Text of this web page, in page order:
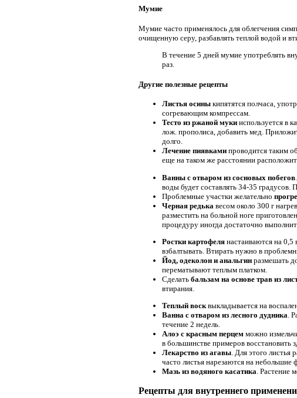
Мумие
Мумие часто применялось для облегчения
очищенную серу, разбавлять теплой водой и
В течение 5 дней мумие употреблять
раз.
Другие полезные рецепты
Листья осины кипятятся полчаса,
согревающим компрессам.
Тесто из ржаной муки используется в
лож. прополиса, добавить мед.
долго.
Лечение пиявками проводится таким
еще на таком же расстоянии
Ванны с отваром из сосновых побегов
воды будет составлять 34-35
Проблемные участки желательно
Черная редька весом около 300 г
разместить на больной ноге
процедуру иногда достаточно
Ростки картофеля настаиваются на
взбалтывать. Втирать нужно в
Йод, одеколон и анальгин размешать
перематывают теплым платком.
Сделать бальзам на основе трав из
втирания.
Теплый восквыкладывается на
Ванна с отваром из лесного дудника.
течение 2 недель.
Алоэ с красным перцем можно
в большинстве примеров восстановить
Лекарство из агавы. Для этого листья
часто листья нарезаются на
Мазь из водяного касатика. Растение
Рецепты для внутреннего